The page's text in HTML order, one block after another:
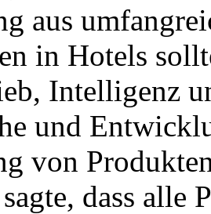
aus
in Hotels
Intelligenz
und
von
dass alle